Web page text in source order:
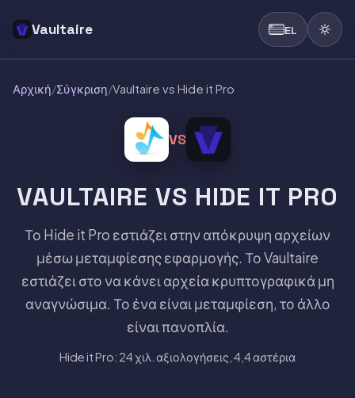
Vaultaire EL
Αρχική/Σύγκριση/Vaultaire vs Hide it Pro
VS
VAULTAIRE VS HIDE IT PRO
Το Hide it Pro εστιάζει στην απόκρυψη αρχείων
μέσω μεταμφίεσης εφαρμογής. Το Vaultaire
εστιάζει στο να κάνει αρχεία κρυπτογραφικά μη
αναγνώσιμα. Το ένα είναι μεταμφίεση, το άλλο
είναι πανοπλία.
Hide it Pro: 24 χιλ. αξιολογήσεις, 4,4 αστέρια